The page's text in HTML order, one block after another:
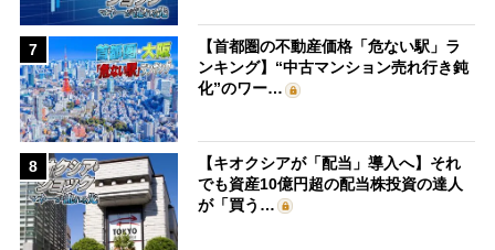
7
【首都圏の不動産価格「危ない駅」ラ
ンキング】“中古マンション売れ行き鈍
化”のワー…
8
【キオクシアが「配当」導入へ】それ
でも資産10億円超の配当株投資の達人
が「買う…